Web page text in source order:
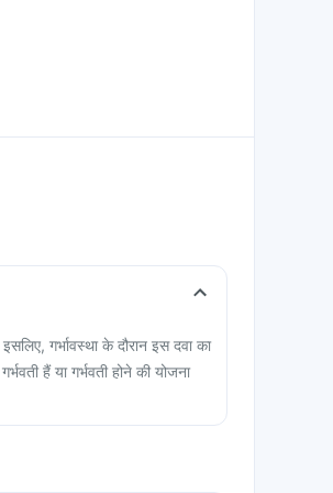
गर्भावस्था के दौरान इस दवा का
हैं या गर्भवती होने की योजना